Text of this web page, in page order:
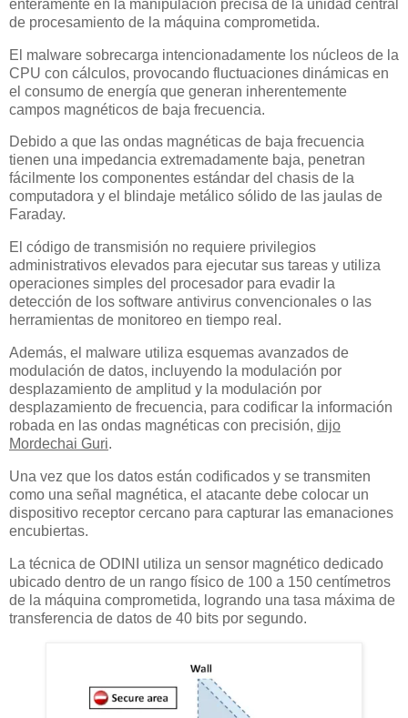
enteramente en la manipulación precisa de la unidad central
de procesamiento de la máquina comprometida.
El malware sobrecarga intencionadamente los núcleos de la
CPU con cálculos, provocando fluctuaciones dinámicas en
el consumo de energía que generan inherentemente
campos magnéticos de baja frecuencia.
Debido a que las ondas magnéticas de baja frecuencia
tienen una impedancia extremadamente baja, penetran
fácilmente los componentes estándar del chasis de la
computadora y el blindaje metálico sólido de las jaulas de
Faraday.
El código de transmisión no requiere privilegios
administrativos elevados para ejecutar sus tareas y utiliza
operaciones simples del procesador para evadir la
detección de los software antivirus convencionales o las
herramientas de monitoreo en tiempo real.
Además, el malware utiliza esquemas avanzados de
modulación de datos, incluyendo la modulación por
desplazamiento de amplitud y la modulación por
desplazamiento de frecuencia, para codificar la información
robada en las ondas magnéticas con precisión, dijo
Mordechai Guri.
Una vez que los datos están codificados y se transmiten
como una señal magnética, el atacante debe colocar un
dispositivo receptor cercano para capturar las emanaciones
encubiertas.
La técnica de ODINI utiliza un sensor magnético dedicado
ubicado dentro de un rango físico de 100 a 150 centímetros
de la máquina comprometida, logrando una tasa máxima de
transferencia de datos de 40 bits por segundo.